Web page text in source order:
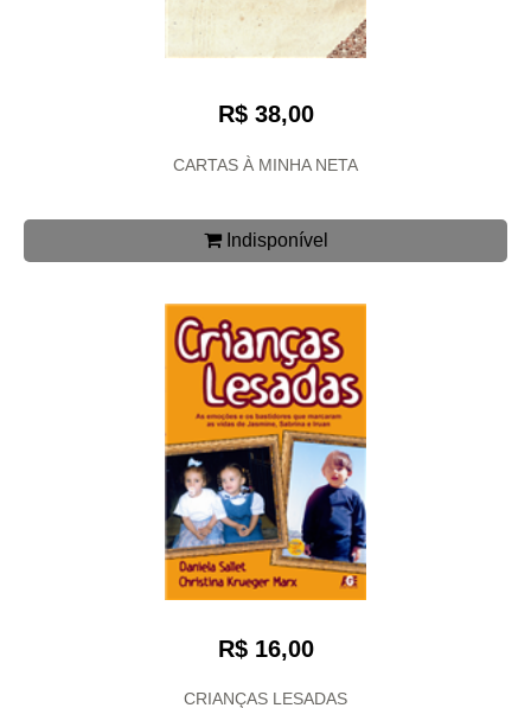
R$ 38,00
CARTAS À MINHA NETA
Indisponível
R$ 16,00
CRIANÇAS LESADAS